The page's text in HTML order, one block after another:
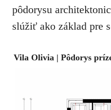
pôdorysu
slúžiť ako základ pre
Vila Olivia | Pôdorys